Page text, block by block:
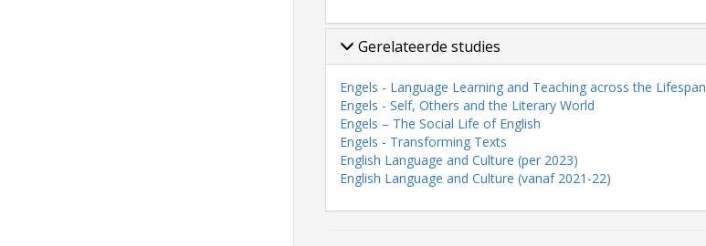
Gerelateerde studies
Engels - Language Learning and Teaching across the Lifespan
Engels - Self, Others and the Literary World
Engels – The Social Life of English
Engels - Transforming Texts
English Language and Culture (per 2023)
English Language and Culture (vanaf 2021-22)